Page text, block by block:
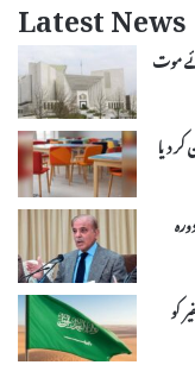
Latest News
موت
دورہ
کو